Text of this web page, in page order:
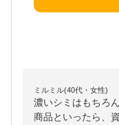
ミルミル(40代・女性)
濃いシミはもちろ
商品といったら、